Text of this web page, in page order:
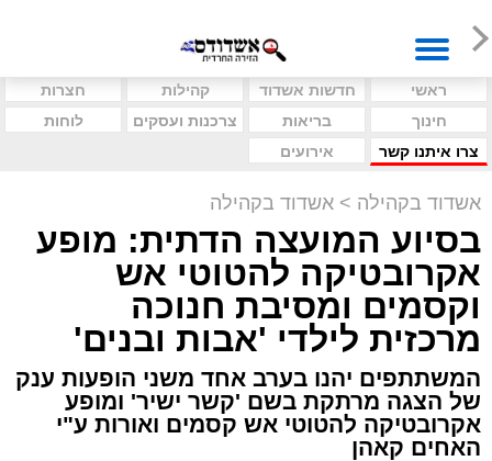
ראשי חדשות אשדוד קהילות
חצרות
חינוך
בריאות צרכנות ועסקים
לוחות
צרו איתנו קשר
אירועים
אשדוד בקהילה > אשדוד בקהילה
בסיוע המועצה הדתית: מופע
אקרובטיקה להטוטי אש
וקסמים ומסיבת חנוכה
מרכזית לילדי 'אבות ובנים'
המשתתפים יהנו בערב אחד משני הופעות ענק
של הצגה מרתקת בשם 'קשר ישיר' ומופע
אקרובטיקה להטוטי אש קסמים ואורות ע"י
האחים קאהן